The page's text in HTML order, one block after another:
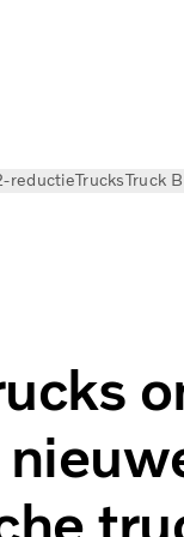
reductieTrucksTruck